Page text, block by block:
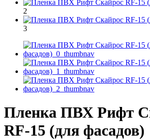
2
3
Пленка ПВХ Рифт
RF-15 (для фасадов)